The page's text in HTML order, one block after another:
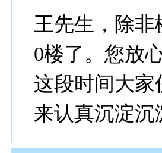
王先生，除非
0楼了。您放
这段时间大家
来认真沉淀